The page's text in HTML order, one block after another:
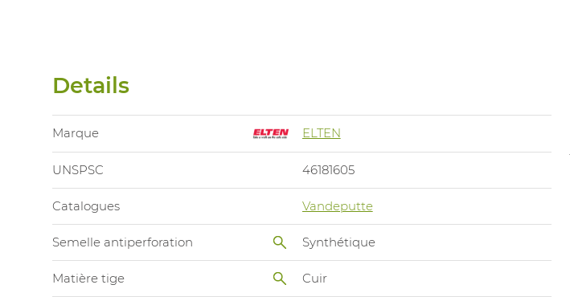
Details
Marque ELTEN
UNSPSC 46181605
Catalogues Vandeputte
Semelle antiperforation Synthétique
Matière tige Cuir